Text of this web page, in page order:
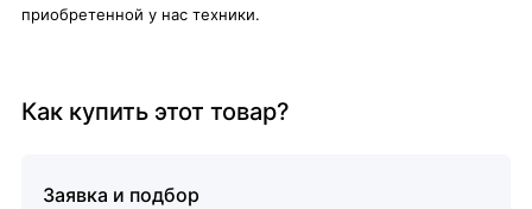
приобретенной у нас техники.
Как купить этот товар?
Заявка и подбор